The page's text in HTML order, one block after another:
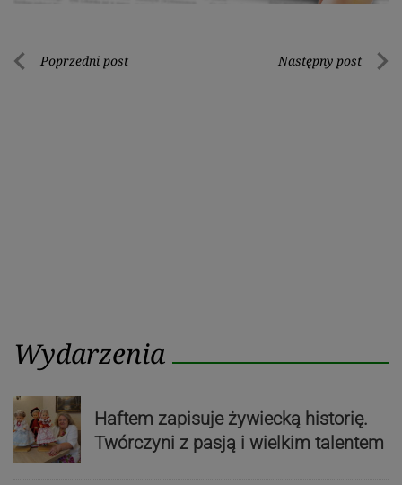
Nawigacja
Poprzedni post Następny post
Wydarzenia
Haftem zapisuje żywiecką historię.
Twórczyni z pasją i wielkim talentem